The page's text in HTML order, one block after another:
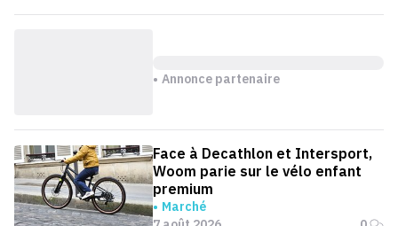
Annonce partenaire
Face à Decathlon et Intersport,
Woom parie sur le vélo enfant
premium
Marché